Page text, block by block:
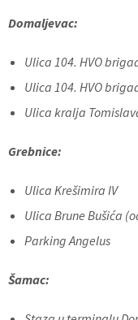
Domaljevac:
Ulica 104. HVO
Ulica 104. HVO
Ulica kralja
Grebnice:
Ulica Krešimira IV
Ulica Brune Bušića
Parking Angelus
Šamac: